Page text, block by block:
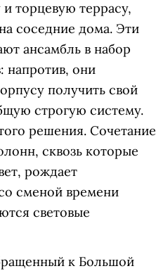
торцевую террасу,
соседние дома. Эти
ансамбль в набор
напротив, они
получить свой
строгую систему.
решения. Сочетание
сквозь которые
рождает
сменой времени
световые
к Большой